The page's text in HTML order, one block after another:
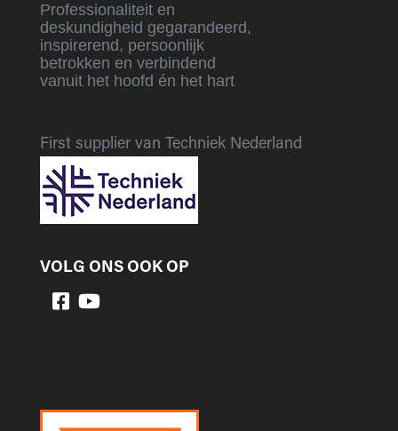
Professionaliteit en
deskundigheid gegarandeerd,
inspirerend, persoonlijk
betrokken en verbindend
vanuit het hoofd én het hart
First supplier van Techniek Nederland
VOLG ONS OOK OP